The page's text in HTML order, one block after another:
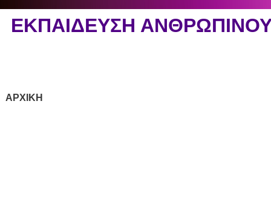
ΕΚΠΑΙΔΕΥΣΗ
ΑΡΧΙΚΗ